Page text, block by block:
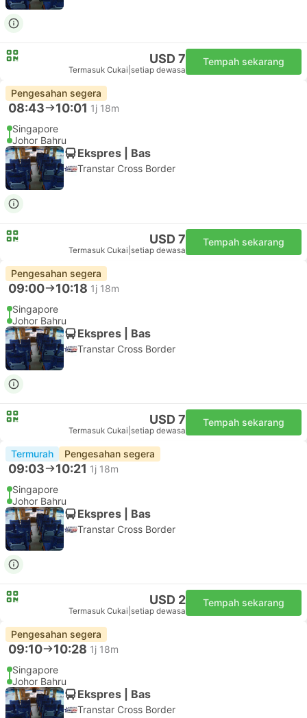
USD 7
Termasuk Cukai setiap dewasa
Tempah sekarang
Pengesahan segera
08:43 10:01 1j 18m
Singapore
Johor Bahru
Ekspres | Bas
Transtar Cross Border
USD 7
Termasuk Cukai setiap dewasa
Tempah sekarang
Pengesahan segera
09:00 10:18 1j 18m
Singapore
Johor Bahru
Ekspres | Bas
Transtar Cross Border
USD 7
Termasuk Cukai setiap dewasa
Tempah sekarang
Termurah Pengesahan segera
09:03 10:21 1j 18m
Singapore
Johor Bahru
Ekspres | Bas
Transtar Cross Border
USD 2
Termasuk Cukai setiap dewasa
Tempah sekarang
Pengesahan segera
09:10 10:28 1j 18m
Singapore
Johor Bahru
Ekspres | Bas
Transtar Cross Border